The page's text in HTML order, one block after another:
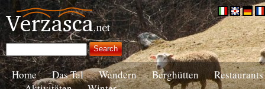
Home Das Tal Wandern Berghütten
Restaurants